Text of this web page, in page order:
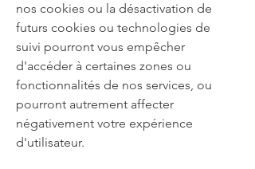
nos cookies ou la désactivation de
futurs cookies ou technologies de
suivi pourront vous empêcher
d'accéder à certaines zones ou
fonctionnalités de nos services, ou
pourront autrement affecter
négativement votre expérience
d'utilisateur.